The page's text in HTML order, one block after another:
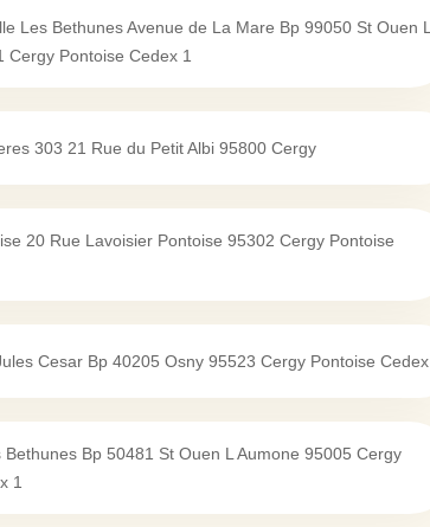
Les Bethunes Avenue de La Mare Bp 99050 St Ouen L
Cergy Pontoise Cedex 1
303 21 Rue du Petit Albi 95800 Cergy
20 Rue Lavoisier Pontoise 95302 Cergy Pontoise
Cesar Bp 40205 Osny 95523 Cergy Pontoise Cedex
Bethunes Bp 50481 St Ouen L Aumone 95005 Cergy
1